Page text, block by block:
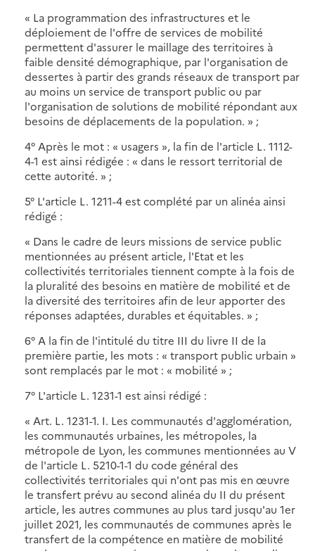
« La programmation des infrastructures et le
déploiement de l'offre de services de mobilité
permettent d'assurer le maillage des territoires à
faible densité démographique, par l'organisation de
dessertes à partir des grands réseaux de transport par
au moins un service de transport public ou par
l'organisation de solutions de mobilité répondant aux
besoins de déplacements de la population. » ;
4° Après le mot : « usagers », la fin de l'article L. 1112-
4-1 est ainsi rédigée : « dans le ressort territorial de
cette autorité. » ;
5° L'article L. 1211-4 est complété par un alinéa ainsi
rédigé :
« Dans le cadre de leurs missions de service public
mentionnées au présent article, l'Etat et les
collectivités territoriales tiennent compte à la fois de
la pluralité des besoins en matière de mobilité et de
la diversité des territoires afin de leur apporter des
réponses adaptées, durables et équitables. » ;
6° A la fin de l'intitulé du titre III du livre II de la
première partie, les mots : « transport public urbain »
sont remplacés par le mot : « mobilité » ;
7° L'article L. 1231-1 est ainsi rédigé :
« Art. L. 1231-1. I. Les communautés d'agglomération,
les communautés urbaines, les métropoles, la
métropole de Lyon, les communes mentionnées au V
de l'article L. 5210-1-1 du code général des
collectivités territoriales qui n'ont pas mis en œuvre
le transfert prévu au second alinéa du II du présent
article, les autres communes au plus tard jusqu'au 1er
juillet 2021, les communautés de communes après le
transfert de la compétence en matière de mobilité